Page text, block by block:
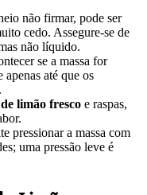
não firmar, pode ser
cedo. Assegure-se de
não líquido.
se a massa for
até que os
limão fresco e raspas,
pressionar a massa com
uma pressão leve é